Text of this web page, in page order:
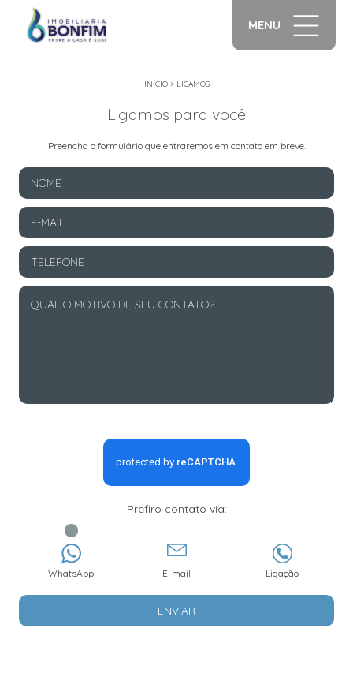
MENU
INÍCIO> LIGAMOS
Ligamos para você
Preencha o formulário que entraremos em contato em breve.
Prefiro contato via:
WhatsApp E-mail Ligação
ENVIAR